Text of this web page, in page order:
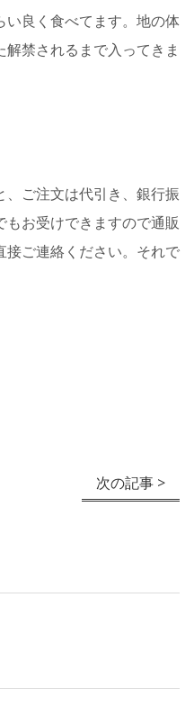
良く食べてます。地の体
禁されるまで入ってきま
ご注文は代引き、銀行振
もお受けできますので通販
ご連絡ください。それで
次の記事 >